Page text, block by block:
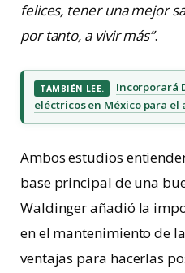
felices, tener una mejor
por tanto, a vivir más”.
TAMBIÉN LEE.
Incorporará
eléctricos en México para el
Ambos estudios
base principal de una
Waldinger añadió la
en el mantenimiento de
ventajas para hacerlas